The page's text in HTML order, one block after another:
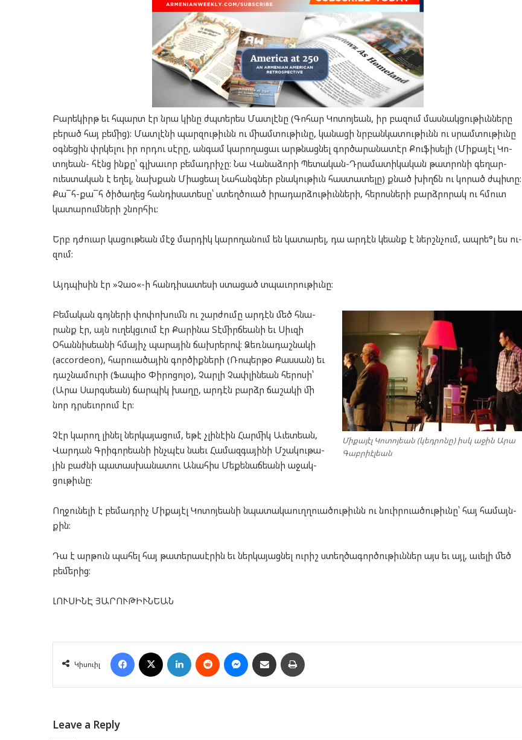
Բա­րե­կիրթ եւ հպարտ էր նրա կի­նը ժպտե­րես Մատ­լէ­նը (Գո­հար Կո­տոյ­եան, իր բա­զում մաս­նակ­ցու­թիւն­նե­րը
բե­րած հայ բե­մից): Մատ­լէ­նի պար­զու­թիւնն ու մի­ամ­տու­թիւնը, կա­նա­ցի նրբան­կա­տու­թիւնն ու սրամ­տու­թիւնը
օգ­նե­ցին փրկե­լու իր որ­դու սէ­րը, ան­գամ կա­րո­ղա­ցաւ արթ­նաց­նել գոր­ծա­րա­նա­տէր Քու­ֆի­սե­լի (Մի­քա­յէլ Կո­
տոյ­եան- հէնց ին­քը՝ գլխա­ւոր բե­մադ­րի­չը: Նա Վա­նա­ձո­րի Պե­տա­կան-Դրա­մա­տի­կա­կան թատ­րո­նի գե­ղար­
ուես­տա­կան է եղել, նախ­քան Մի­աց­եալ Նա­հանգ­ներ բնա­կու­թիւն հաս­տա­տե­լը) քնած խիղճն ու կո­րած ժպի­տը:
Քա¯հ-քա¯հ ծի­ծա­ղեց հան­դի­սա­տե­սը՝ ստեղծ­ուած իրա­դար­ձու­թիւն­նե­րի, հե­րոս­նե­րի բարձ­րո­րակ ու հմուտ
կա­տա­րում­նե­րի շնոր­հիւ:
Երբ դժուար կա­ցու­թեան մէջ մար­դիկ կա­րո­ղա­նում են կա­տա­րել, դա ար­դէն կեանք է ներշն­չում, ապ­րե°լ ես ու­
զում:
Այդ­պի­սին էր »Չաօ«-ի հան­դի­սա­տե­սի ստա­ցած տպա­ւո­րու­թիւնը:
Միքայէլ Կոտոյեան (կեդրոնը) իսկ աջին Արա
Գաբրիէլեան
Բե­մա­կան գոյ­նե­րի փո­փո­խումն ու շար­ժու­մը ար­դէն մեծ հնա­
րանք էր, այն ու­ղեկց­ւում էր Քա­րի­նա Տէ­միրճ­եա­նի եւ Սիւ­զի
Օհան­նիս­եա­նի հմա­յիչ պա­րա­յին ճախ­րե­րով: Ձեռ­նա­դաշ­նա­կի
(accordeon), հար­ուա­ծա­յին գոր­ծիք­նե­րի (Ռո­պեր­թօ Քաս­սան) եւ
դաշ­նա­մու­րի (Ֆապիօ Փի­րո­ցո­լօ), Չար­լի Չափ­լին­եան հե­րո­սի՝
(Արա Սարգս­եան) ճար­պիկ խա­ղը, ար­դէն բարձր ճա­շա­կի մի
նոր դրսե­ւո­րում էր:
Չէր կա­րող լի­նել ներ­կա­յա­ցում, եթէ չլի­նէ­ին Հար­միկ Աւետ­եան,
Վար­դան Գրի­գոր­եա­նի ինչ­պէս նա­եւ Հա­մազ­գա­յի­նի Մշա­կու­թա­
յին բաժ­նի պա­տաս­խա­նա­տու Անա­հիս Մե­քե­նաճ­եա­նի աջակ­
ցու­թիւնը:
Ող­ջու­նե­լի է բե­մադ­րիչ Մի­քա­յէլ Կո­տոյ­եա­նի նպա­տա­կաուղղ­ուա­ծու­թիւնն ու նուիր­ուա­ծու­թիւնը՝ հայ հա­մայն­
քին:
Դա է ար­թուն պա­հել հայ թա­տե­րա­սէ­րին եւ ներ­կա­յաց­նել ու­րիշ ստեղ­ծա­գոր­ծու­թիւն­ներ այս եւ այլ, աւե­լի մեծ
բե­մե­րից:
ԼՈՒ­ՍԻ­ՆԷ ՅԱ­ՐՈՒ­ԹԻՒՆ­ԵԱՆ
Կիսուիլ
Facebook LinkedIn Reddit MessengerՈւղարկել նամակ
Leave a Reply